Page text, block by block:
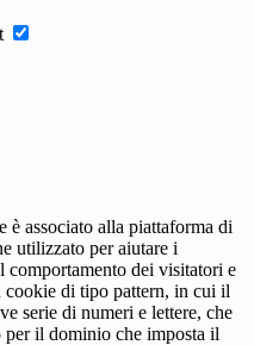
è associato alla piattaforma di
utilizzato per aiutare i
dei visitatori e
cookie di tipo pattern, in cui il
serie di numeri e lettere, che
il dominio che imposta il